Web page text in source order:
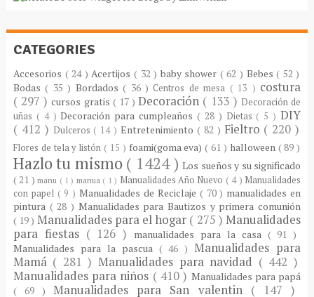
CATEGORIES
Accesorios ( 24 )Acertijos ( 32 ) baby shower ( 62 ) Bebes( 52 )
Bodas( 35 ) Bordados( 36 ) Centros de mesa ( 13 ) costura
( 297 )cursos gratis ( 17 )Decoración ( 133 ) Decoración de
uñas ( 4 )Decoración para cumpleaños( 28 ) Dietas ( 5 )DIY
( 412 ) Dulceros ( 14 )Entretenimiento ( 82 ) Fieltro ( 220 )
Flores de tela y listón ( 15 ) foami(goma eva)( 61 ) halloween ( 89 )
Hazlo tu mismo ( 1424 )Los sueños y su significado
( 21 )manu ( 1 ) manua ( 1 ) Manualidades Año Nuevo ( 4 ) Manualidades
con papel ( 9 )Manualidades de Reciclaje ( 70 ) manualidades en
pintura ( 28 ) Manualidades para Bautizos y primera comunión
( 19 ) Manualidades para el hogar ( 275 )Manualidades
para fiestas ( 126 ) manualidades para la casa ( 91 )
Manualidades para la pascua ( 46 )Manualidades para
Mamá ( 281 ) Manualidades para navidad ( 442 )
Manualidades para niños ( 410 ) Manualidades para papá
( 69 )Manualidades para San valentin ( 147 )